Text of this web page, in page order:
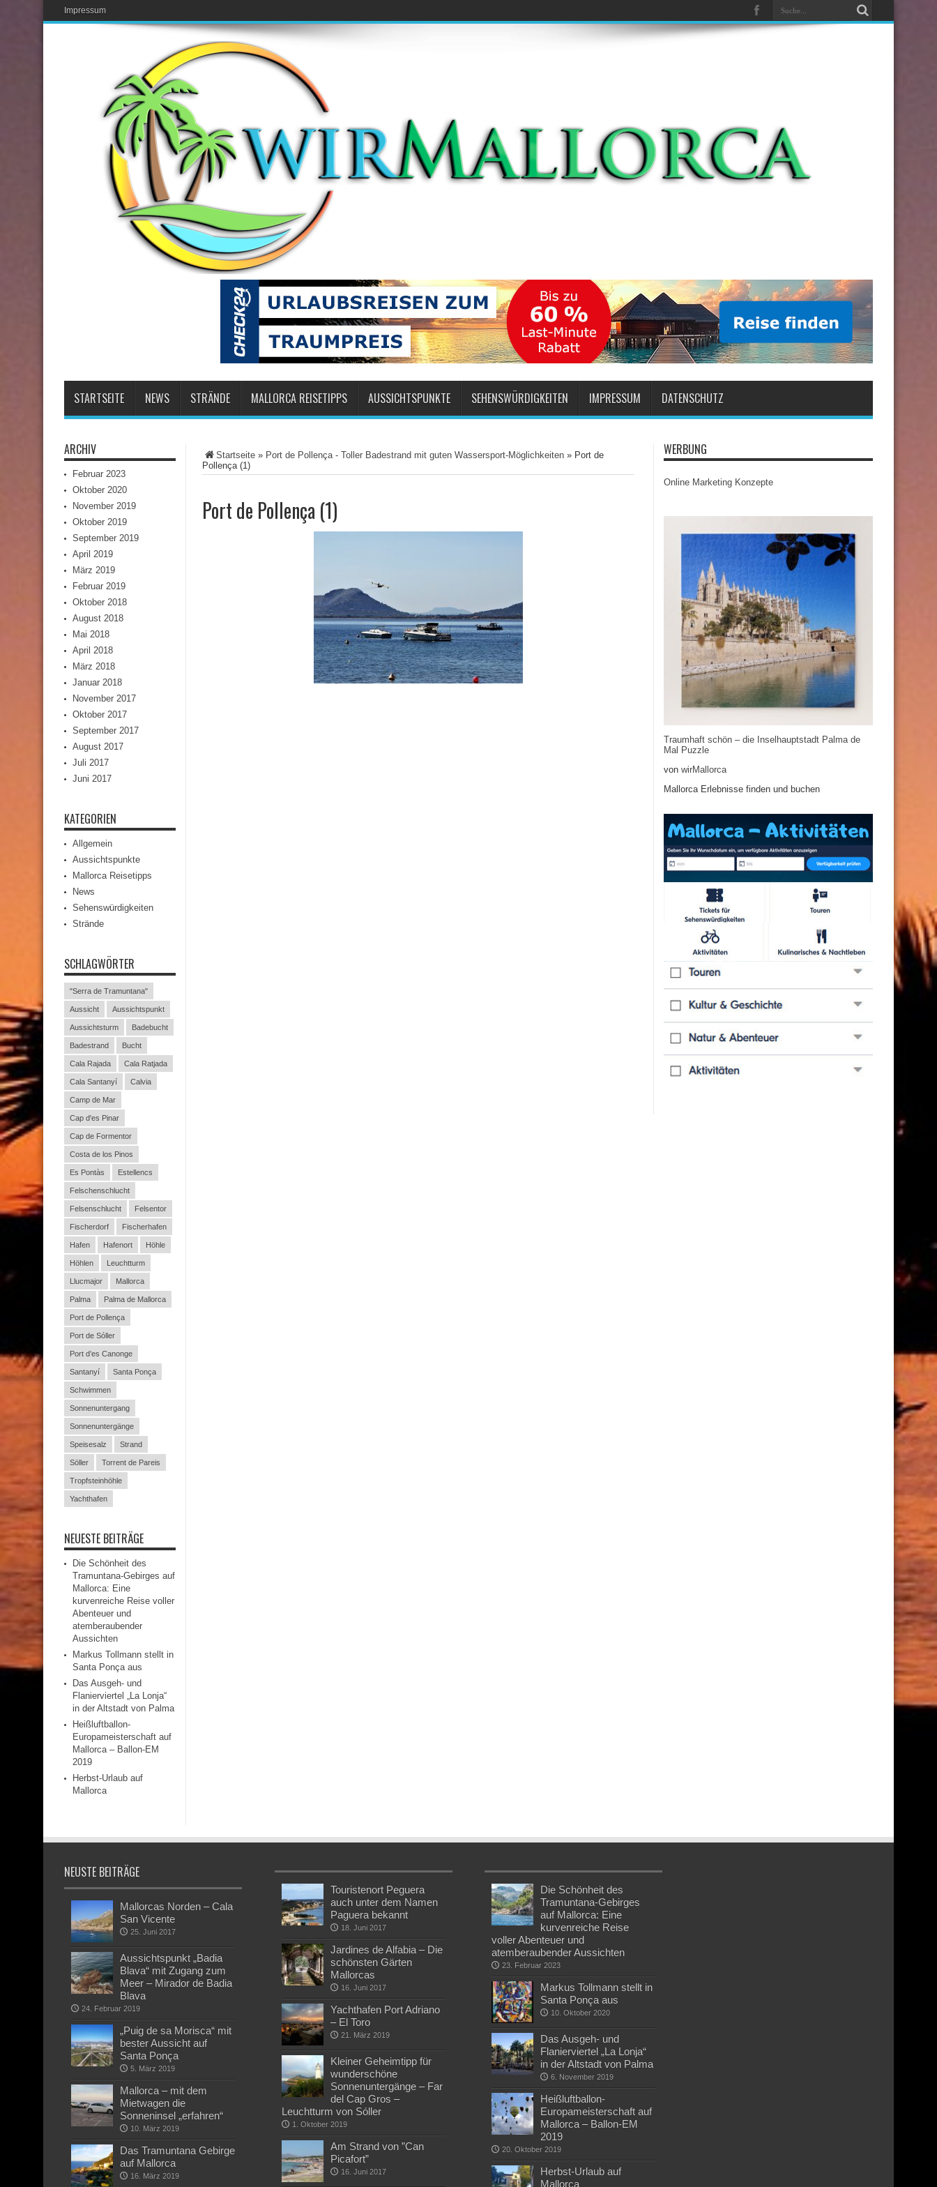
Impressum
STARTSEITE NEWS STRÄNDE MALLORCA REISETIPPS AUSSICHTSPUNKTE SEHENSWÜRDIGKEITEN IMPRESSUM DATENSCHUTZ
Startseite » Port de Pollença - Toller Badestrand mit guten Wassersport-Möglichkeiten » Port de
Pollença (1)
Port de Pollença (1)
ARCHIV
Februar 2023
Oktober 2020
November 2019
Oktober 2019
September 2019
April 2019
März 2019
Februar 2019
Oktober 2018
August 2018
Mai 2018
April 2018
März 2018
Januar 2018
November 2017
Oktober 2017
September 2017
August 2017
Juli 2017
Juni 2017
KATEGORIEN
Allgemein
Aussichtspunkte
Mallorca Reisetipps
News
Sehenswürdigkeiten
Strände
SCHLAGWÖRTER
"Serra de Tramuntana"
Aussicht Aussichtspunkt
Aussichtsturm Badebucht
Badestrand Bucht
Cala Rajada Cala Ratjada
Cala Santanyí Calvia
Camp de Mar
Cap d'es Pinar
Cap de Formentor
Costa de los Pinos
Es Pontàs Estellencs
Felschenschlucht
Felsenschlucht Felsentor
Fischerdorf Fischerhafen
Hafen Hafenort Höhle
Höhlen Leuchtturm
Llucmajor Mallorca
Palma Palma de Mallorca
Port de Pollença
Port de Sóller
Port d’es Canonge
Santanyí Santa Ponça
Schwimmen
Sonnenuntergang
Sonnenuntergänge
Speisesalz Strand
Söller Torrent de Pareis
Tropfsteinhöhle
Yachthafen
NEUESTE BEITRÄGE
Die Schönheit des
Tramuntana-Gebirges auf
Mallorca: Eine
kurvenreiche Reise voller
Abenteuer und
atemberaubender
Aussichten
Markus Tollmann stellt in
Santa Ponça aus
Das Ausgeh- und
Flanierviertel „La Lonja“
in der Altstadt von Palma
Heißluftballon-
Europameisterschaft auf
Mallorca – Ballon-EM
2019
Herbst-Urlaub auf
Mallorca
WERBUNG
Online Marketing Konzepte
Traumhaft schön – die Inselhauptstadt Palma de
Mal Puzzle
von wirMallorca
Mallorca Erlebnisse finden und buchen
NEUSTE BEITRÄGE
Mallorcas Norden – Cala
San Vicente
25. Juni 2017
Aussichtspunkt „Badia
Blava“ mit Zugang zum
Meer – Mirador de Badia
Blava
24. Februar 2019
„Puig de sa Morisca“ mit
bester Aussicht auf
Santa Ponça
5. März 2019
Mallorca – mit dem
Mietwagen die
Sonneninsel „erfahren“
10. März 2019
Das Tramuntana Gebirge
auf Mallorca
16. März 2019
Touristenort Peguera
auch unter dem Namen
Paguera bekannt
18. Juni 2017
Jardines de Alfabia – Die
schönsten Gärten
Mallorcas
16. Juni 2017
Yachthafen Port Adriano
– El Toro
21. März 2019
Kleiner Geheimtipp für
wunderschöne
Sonnenuntergänge – Far
del Cap Gros –
Leuchtturm von Sóller
1. Oktober 2019
Am Strand von ”Can
Picafort”
16. Juni 2017
Die Schönheit des
Tramuntana-Gebirges
auf Mallorca: Eine
kurvenreiche Reise
voller Abenteuer und
atemberaubender Aussichten
23. Februar 2023
Markus Tollmann stellt in
Santa Ponça aus
10. Oktober 2020
Das Ausgeh- und
Flanierviertel „La Lonja“
in der Altstadt von Palma
6. November 2019
Heißluftballon-
Europameisterschaft auf
Mallorca – Ballon-EM
2019
20. Oktober 2019
Herbst-Urlaub auf
Mallorca